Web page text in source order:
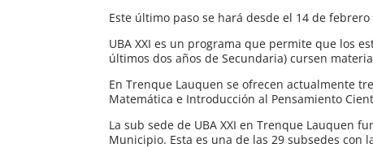
Este último paso se hará desde el 14 de
UBA XXI es un programa que permite que los
últimos dos años de Secundaria) cursen
En Trenque Lauquen se ofrecen actualmente
Matemática e Introducción al Pensamiento
La sub sede de UBA XXI en Trenque Lauquen
Municipio. Esta es una de las 29 subsedes con